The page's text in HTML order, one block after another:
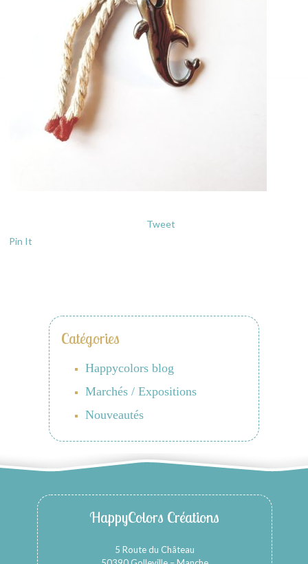
Tweet
Pin It
Catégories
Happycolors blog
Marchés / Expositions
Nouveautés
HappyColors Créations
5 Route du Château